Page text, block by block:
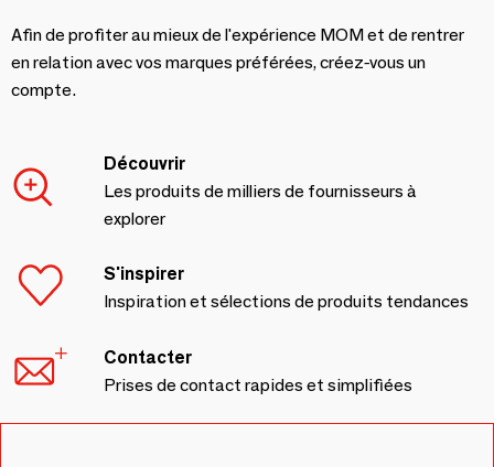
Afin de profiter au mieux de l'expérience MOM et de rentrer
en relation avec vos marques préférées, créez-vous un
compte.
Découvrir
Les produits de milliers de fournisseurs à
explorer
S'inspirer
Inspiration et sélections de produits tendances
Contacter
Prises de contact rapides et simplifiées